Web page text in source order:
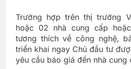
Trường hợp trên thị trường
hoặc 02 nhà cung cấp
tương thích về công nghệ,
triển khai ngay Chủ đầu tư
yêu cầu báo giá đến nhà cung